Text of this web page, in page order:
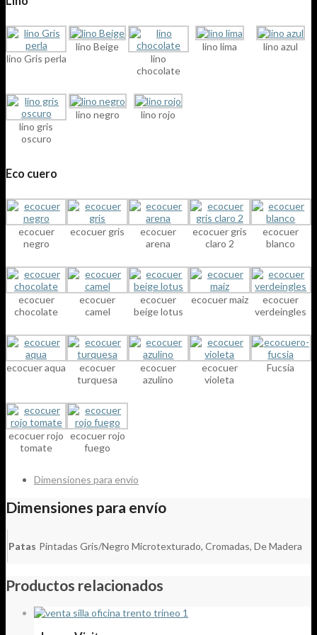
lino Gris perla
lino Beige
lino
chocolate
lino lima lino azul
lino gris
oscuro
lino negro lino rojo
Eco cuero
ecocuer
negro
ecocuer gris
ecocuer
arena
ecocuer gris
claro 2
ecocuer
blanco
ecocuer
chocolate
ecocuer
camel
ecocuer
beige lotus
ecocuer maiz
ecocuer
verdeingles
ecocuer aqua
ecocuer
turquesa
ecocuer
azulino
ecocuer
violeta
Fucsia
ecocuer rojo
tomate
ecocuer rojo
fuego
Dimensiones para envío
Dimensiones para envío
Patas Pintadas Gris/Negro Microtexturado, Cromadas, De Madera
Productos relacionados